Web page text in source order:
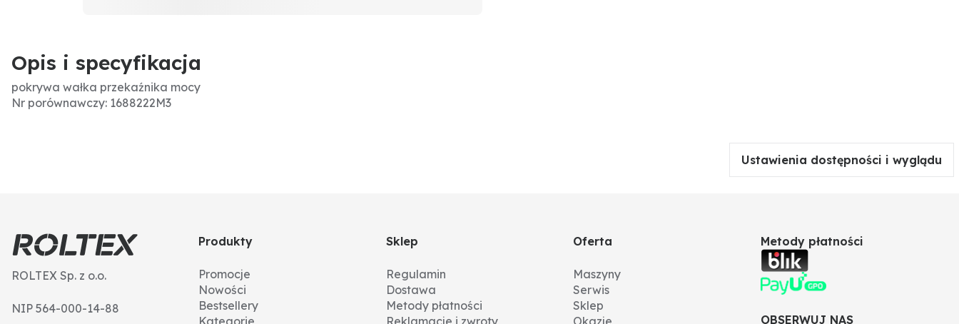
Opis i specyfikacja
pokrywa wałka przekaźnika mocy
Nr porównawczy: 1688222M3
Ustawienia dostępności i wyglądu
ROLTEX Sp. z o.o.
NIP 564-000-14-88
Produkty
Promocje
Nowości
Bestsellery
Kategorie
Sklep
Regulamin
Dostawa
Metody płatności
Reklamacje i zwroty
Oferta
Maszyny
Serwis
Sklep
Okazje
Metody płatności
OBSERWUJ NAS